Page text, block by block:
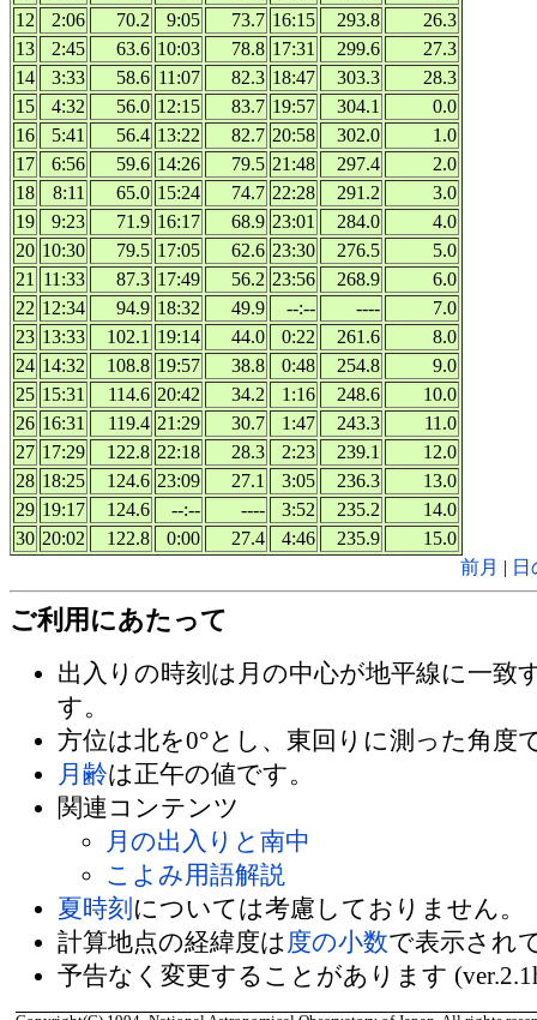
12
2:06 70.2 9:05 73.7 16:15 293.8
26.3
13
2:45 63.6 10:03 78.8 17:31 299.6
27.3
14
3:33 58.6 11:07 82.3 18:47 303.3
28.3
15
4:32 56.0 12:15 83.7 19:57 304.1
0.0
16
5:41 56.4 13:22 82.7 20:58 302.0
1.0
17
6:56 59.6 14:26 79.5 21:48 297.4
2.0
18
8:11 65.0 15:24 74.7 22:28 291.2
3.0
19
9:23 71.9 16:17 68.9 23:01 284.0
4.0
20 10:30 79.5 17:05 62.6 23:30 276.5
5.0
21
11:33 87.3 17:49 56.2 23:56 268.9
6.0
22 12:34 94.9 18:32 49.9 --:-- ----
7.0
23 13:33 102.1 19:14 44.0 0:22 261.6
8.0
24 14:32 108.8 19:57 38.8 0:48 254.8
9.0
25 15:31 114.6 20:42 34.2 1:16 248.6
10.0
26 16:31 119.4 21:29 30.7 1:47 243.3
11.0
27 17:29 122.8 22:18 28.3 2:23 239.1
12.0
28 18:25 124.6 23:09 27.1 3:05 236.3
13.0
29 19:17 124.6 --:-- ---- 3:52 235.2
14.0
30 20:02 122.8 0:00 27.4 4:46 235.9
15.0
前月 |
ご利用にあたって
出入りの時刻は月の中心が地平線に一致
す。
方位は北を0°とし、東回りに測った角度
月齢は正午の値です。
関連コンテンツ
月の出入りと南中
こよみ用語解説
夏時刻 については考慮しておりません。
計算地点の経緯度は 度の小数で表示され
予告なく変更することがあります